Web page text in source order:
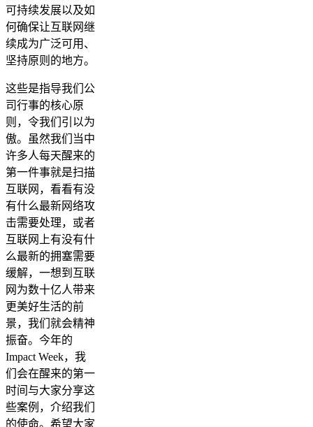
可持续发展以及如
何确保让互联网继
续成为广泛可用、
坚持原则的地方。
这些是指导我们公
司行事的核心原
则，令我们引以为
傲。虽然我们当中
许多人每天醒来的
第一件事就是扫描
互联网，看看有没
有什么最新网络攻
击需要处理，或者
互联网上有没有什
么最新的拥塞需要
缓解，一想到互联
网为数十亿人带来
更美好生活的前
景，我们就会精神
振奋。今年的
Impact Week，我
们会在醒来的第一
时间与大家分享这
些案例，介绍我们
的使命。希望大家